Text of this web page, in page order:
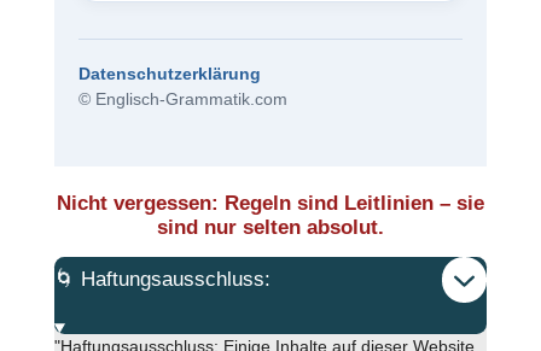
Datenschutzerklärung
© Englisch-Grammatik.com
Nicht vergessen: Regeln sind Leitlinien – sie
sind nur selten absolut.
🌀 Haftungsausschluss:
"Haftungsausschluss: Einige Inhalte auf dieser Website